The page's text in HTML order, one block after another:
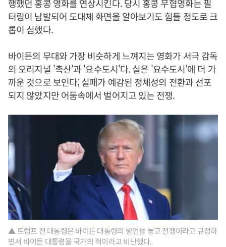
행했던 홍콩 영화를 연상시킨다. 당시 홍콩 무협영화는 필
터링이 남발되어 도대체 화면을 알아보기도 힘들 정도로 크
롭이 심했다.
바이든의 무대와 가장 비슷하게 느껴지는 영화가 서극 감독
의 오리지널 '촉산'과 '요수도시'다. 실은 '요수도시'에 더 가
까운 것으로 보인다; 실패가 예감된 정체성의 전환과 선포
되지 않았지만 어둠속에서 벌어지고 있는 전쟁.
▲ 트럼프 전 대통령은 바이든 대통령의 발언을 놓고 전쟁이라고 규정하
면서 바이든 대통령을 국가의 적이라고 비난했다.